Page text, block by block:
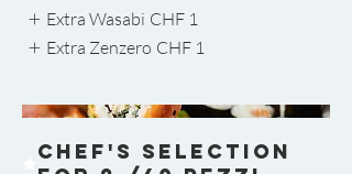
Extra Wasabi CHF 1
Extra Zenzero CHF 1
Chef's Selection